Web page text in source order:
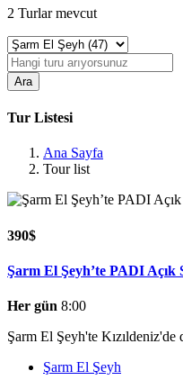
2 Turlar mevcut
Ara
Tur Listesi
Ana Sayfa
Tour list
390$
Şarm El Şeyh’te PADI Açık
Her gün 8:00
Şarm El Şeyh'te Kızıldeniz'de
Şarm El Şeyh